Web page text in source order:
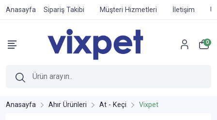
Anasayfa Sipariş Takibi Müşteri Hizmetleri İletişim
0
Anasayfa Ahır Ürünleri At - Keçi Vixpet